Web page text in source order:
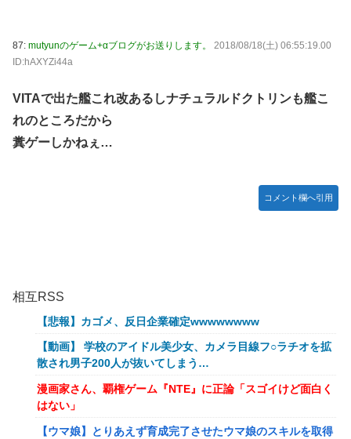
87: mutyunのゲーム+αブログがお送りします。
2018/08/18(土) 06:55:19.00
ID:hAXYZi44a
VITAで出た艦これ改あるしナチュラルドクトリンも艦こ
れのところだから
糞ゲーしかねぇ…
コメント欄へ引用
相互RSS
【悲報】カゴメ、反日企業確定wwwwwwww
【動画】 学校のアイドル美少女、カメラ目線フ○ラチオを拡
散され男子200人が抜いてしまう…
漫画家さん、覇権ゲーム『NTE』に正論「スゴイけど面白く
はない」
【ウマ娘】とりあえず育成完了させたウマ娘のスキルを取得